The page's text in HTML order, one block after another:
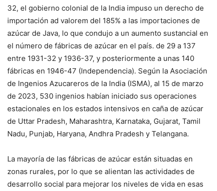
32, el gobierno colonial de la India impuso un derecho de
importación ad valorem del 185% a las importaciones de
azúcar de Java, lo que condujo a un aumento sustancial en
el número de fábricas de azúcar en el país. de 29 a 137
entre 1931-32 y 1936-37, y posteriormente a unas 140
fábricas en 1946-47 (Independencia). Según la Asociación
de Ingenios Azucareros de la India (ISMA), al 15 de marzo
de 2023, 530 ingenios habían iniciado sus operaciones
estacionales en los estados intensivos en caña de azúcar
de Uttar Pradesh, Maharashtra, Karnataka, Gujarat, Tamil
Nadu, Punjab, Haryana, Andhra Pradesh y Telangana.
La mayoría de las fábricas de azúcar están situadas en
zonas rurales, por lo que se alientan las actividades de
desarrollo social para mejorar los niveles de vida en esas